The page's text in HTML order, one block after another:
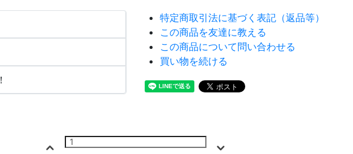
特定商取引法に基づく表記（返品等）
この商品を友達に教える
この商品について問い合わせる
買い物を続ける